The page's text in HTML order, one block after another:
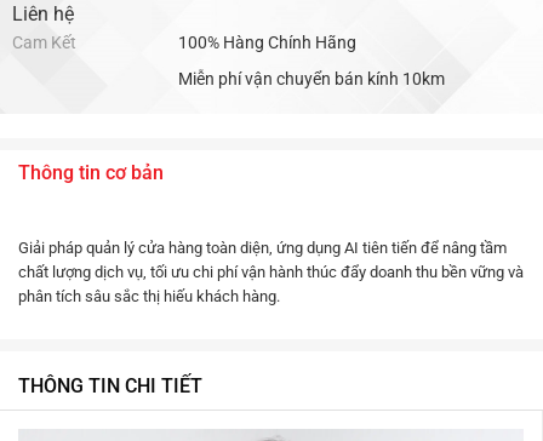
hạng 5.00
5 sao
Liên hệ
Cam Kết
100% Hàng Chính Hãng
Miễn phí vận chuyển bán kính 10km
Thông tin cơ bản
Giải pháp quản lý cửa hàng toàn diện, ứng dụng AI tiên tiến để nâng tầm
chất lượng dịch vụ, tối ưu chi phí vận hành thúc đẩy doanh thu bền vững và
phân tích sâu sắc thị hiếu khách hàng.
THÔNG TIN CHI TIẾT